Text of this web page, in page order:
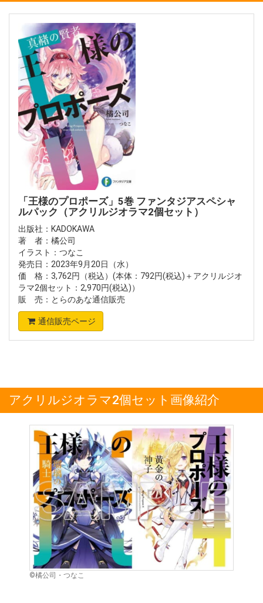
「王様のプロポーズ」5巻 ファンタジアスペシャ
ルパック（アクリルジオラマ2個セット）
出版社：KADOKAWA
著 者：橘公司
イラスト：つなこ
発売日：2023年9月20日（水）
価 格：3,762円（税込）(本体：792円(税込)＋アクリルジオ
ラマ2個セット：2,970円(税込)）
販 売：とらのあな通信販売
通信販売ページ
アクリルジオラマ2個セット画像紹介
©橘公司・つなこ